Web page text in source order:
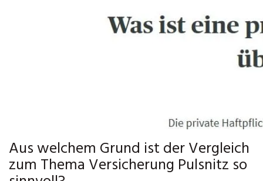
Aus welchem Grund ist der Vergleich
zum Thema Versicherung Pulsnitz so